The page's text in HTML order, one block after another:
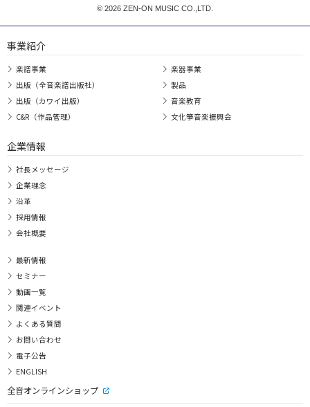
© 2026 ZEN-ON MUSIC CO.,LTD.
事業紹介
楽譜事業
出版（全音楽譜出版社）
出版（カワイ出版）
C&R（作品管理）
楽器事業
製品
音楽教育
文化箏音楽振興会
企業情報
社長メッセージ
企業理念
沿革
採用情報
会社概要
最新情報
セミナー
動画一覧
関連イベント
よくある質問
お問い合わせ
電子公告
ENGLISH
全音オンラインショップ